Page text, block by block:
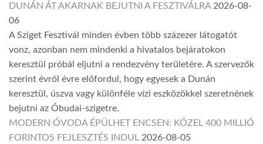
DUNÁN ÁT AKARNAK BEJUTNI A FESZTIVÁLRA 2026-08-
06
A Sziget Fesztivál minden évben több százezer látogatót
vonz, azonban nem mindenki a hivatalos bejáratokon
keresztül próbál eljutni a rendezvény területére. A szervezők
szerint évről évre előfordul, hogy egyesek a Dunán
keresztül, úszva vagy különféle vízi eszközökkel szeretnének
bejutni az Óbudai-szigetre.
MODERN ÓVODA ÉPÜLHET ENCSEN: KÖZEL 400 MILLIÓ
FORINTOS FEJLESZTÉS INDUL 2026-08-05